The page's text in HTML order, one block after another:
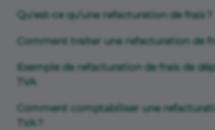
Qu’est-ce qu’une refacturation de frais ?
Comment traiter une refacturation de
Exemple de refacturation de frais de
TVA
Comment comptabiliser une
TVA ?